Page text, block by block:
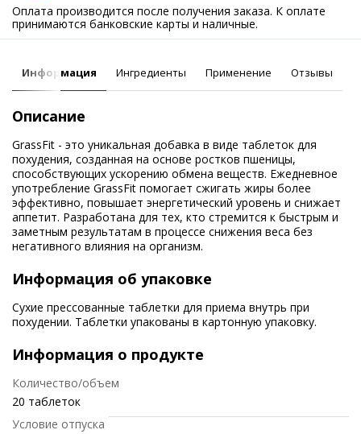
Оплата производится после получения заказа. К оплате
принимаются банковские карты и наличные.
Информация Ингредиенты Применение Отзывы
Описание
GrassFit - это уникальная добавка в виде таблеток для
похудения, созданная на основе ростков пшеницы,
способствующих ускорению обмена веществ. Ежедневное
употребление GrassFit помогает сжигать жиры более
эффективно, повышает энергетический уровень и снижает
аппетит. Разработана для тех, кто стремится к быстрым и
заметным результатам в процессе снижения веса без
негативного влияния на организм.
Информация об упаковке
Сухие прессованные таблетки для приема внутрь при
похудении. Таблетки упакованы в картонную упаковку.
Информация о продукте
Количество/объем
20 таблеток
Условие отпуска